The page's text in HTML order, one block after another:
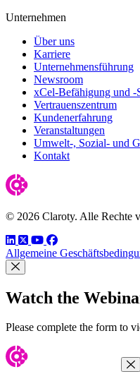
Unternehmen
Über uns
Karriere
Unternehmensführung
Newsroom
xCel-Befähigung und -
Vertrauenszentrum
Kundenerfahrung
Veranstaltungen
Umwelt-, Sozial- und
Kontakt
© 2026 Claroty. Alle Rechte
LinkedIn
TwitterYouTube
Facebook
Allgemeine
Close Modal
Watch the
Please complete the form to